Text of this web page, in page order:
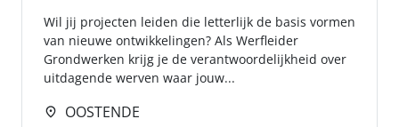
Wil jij projecten leiden die letterlijk de basis vormen
van nieuwe ontwikkelingen? Als Werfleider
Grondwerken krijg je de verantwoordelijkheid over
uitdagende werven waar jouw...
OOSTENDE